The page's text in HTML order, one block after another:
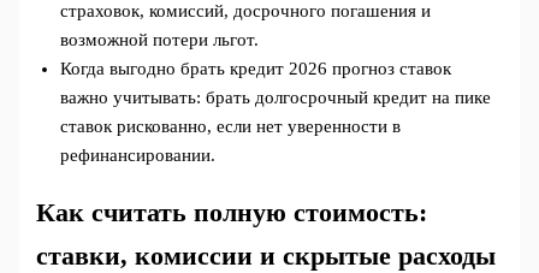
страховок, комиссий, досрочного погашения и
возможной потери льгот.
Когда выгодно брать кредит 2026 прогноз ставок
важно учитывать: брать долгосрочный кредит на пике
ставок рискованно, если нет уверенности в
рефинансировании.
Как считать полную стоимость:
ставки, комиссии и скрытые расходы